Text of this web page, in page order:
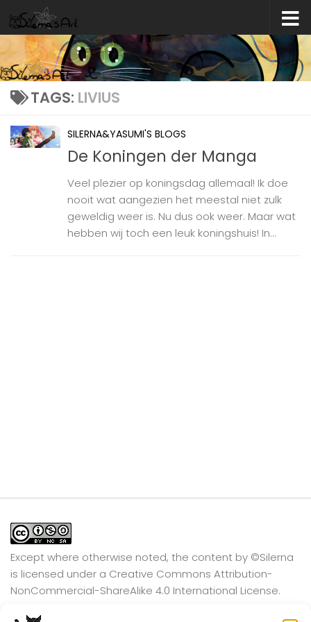
Skip to content
TAGS: LIVIUS
SILERNA&YASUMI'S BLOGS
De Koningen der Manga
Veel plezier op koningsdag allemaal! Ik doe
nooit wat aangezien het meestal niet zulk
geweldig weer is. Nu dus ook weer. Maar wat
hebben wij toch een leuk koningshuis! In...
Except where otherwise noted, the content by ©Silerna
is licensed under a Creative Commons Attribution-
NonCommercial-ShareAlike 4.0 International License.